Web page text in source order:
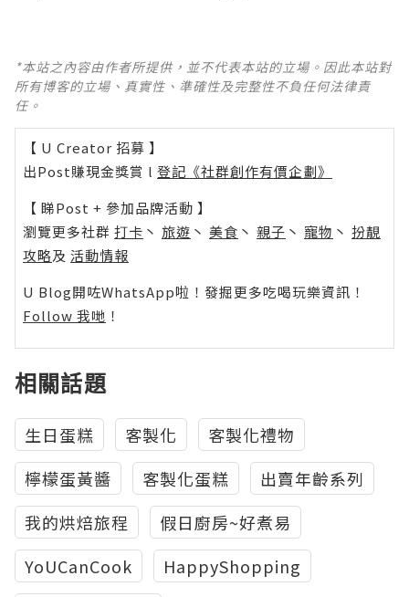
*本站之內容由作者所提供，並不代表本站的立場。因此本站對
所有博客的立場、真實性、準確性及完整性不負任何法律責
任。
【 U Creator 招募 】
出Post賺現金獎賞 l 登記《社群創作有價企劃》
【 睇Post + 參加品牌活動 】
瀏覽更多社群 打卡 丶 旅遊 丶 美食 丶 親子 丶 寵物 丶 扮靚
攻略及 活動情報
U Blog開咗WhatsApp啦！發掘更多吃喝玩樂資訊！
Follow 我哋 ！
相關話題
生日蛋糕 客製化
客製化禮物
檸檬蛋黃醬
客製化蛋糕
出賣年齡系列
我的烘焙旅程
假日廚房~好煮易
YoUCanCook
HappyShopping